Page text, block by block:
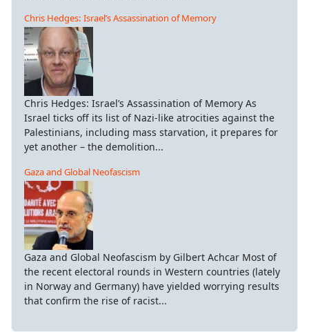
Chris Hedges: Israel’s Assassination of Memory
Chris Hedges: Israel’s Assassination of Memory As
Israel ticks off its list of Nazi-like atrocities against the
Palestinians, including mass starvation, it prepares for
yet another – the demolition...
Gaza and Global Neofascism
Gaza and Global Neofascism by Gilbert Achcar Most of
the recent electoral rounds in Western countries (lately
in Norway and Germany) have yielded worrying results
that confirm the rise of racist...